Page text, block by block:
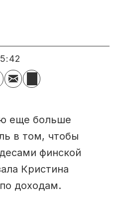
еще больше
в том, чтобы
финской
Кристина
доходам.